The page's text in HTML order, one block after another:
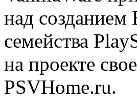
над созданием
семейства
на проекте
PSVHome.ru.